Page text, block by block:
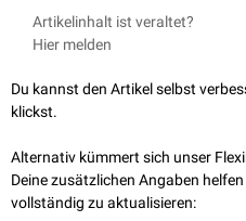
Medikamente (
Die Therapie ist abhängig von der
Artikelinhalt ist veraltet?
Hier melden
Du kannst den Artikel selbst
klickst.
Alternativ kümmert sich unser
Deine zusätzlichen Angaben
vollständig zu aktualisieren: